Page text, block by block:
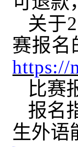
关于
赛报名
https://
比赛
报名
生外语